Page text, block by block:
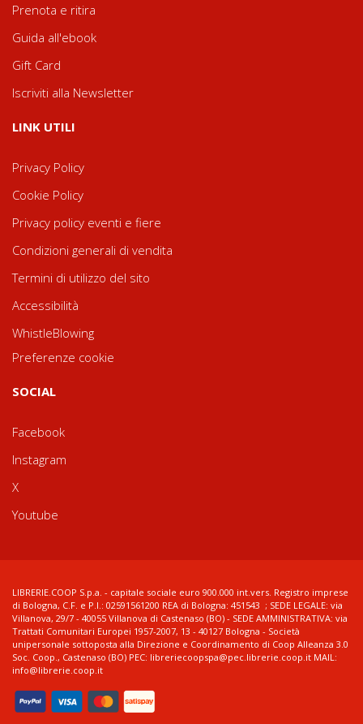
Prenota e ritira
Guida all'ebook
Gift Card
Iscriviti alla Newsletter
LINK UTILI
Privacy Policy
Cookie Policy
Privacy policy eventi e fiere
Condizioni generali di vendita
Termini di utilizzo del sito
Accessibilità
WhistleBlowing
Preferenze cookie
SOCIAL
Facebook
Instagram
X
Youtube
LIBRERIE.COOP S.p.a. - capitale sociale euro 900.000 int.vers. Registro imprese
di Bologna, C.F. e P.I.: 02591561200 REA di Bologna: 451543 ; SEDE LEGALE: via
Villanova, 29/7 - 40055 Villanova di Castenaso (BO) - SEDE AMMINISTRATIVA: via
Trattati Comunitari Europei 1957-2007, 13 - 40127 Bologna - Società
unipersonale sottoposta alla Direzione e Coordinamento di Coop Alleanza 3.0
Soc. Coop., Castenaso (BO) PEC: libreriecoopspa@pec.librerie.coop.it MAIL:
info@librerie.coop.it